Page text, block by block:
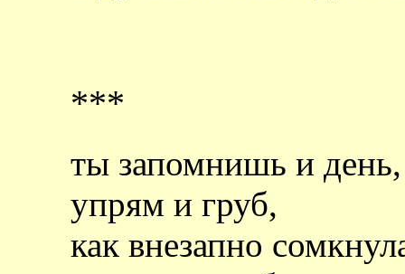
***
ты запомнишь и
упрям и груб,
как внезапно